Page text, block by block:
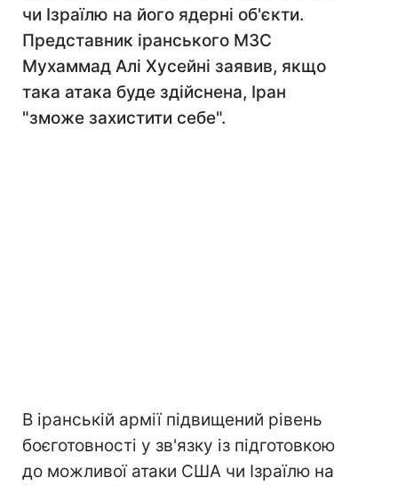
чи Ізраїлю на його ядерні об'єкти.
Представник іранського МЗС
Мухаммад Алі Хусейні заявив, якщо
така атака буде здійснена, Іран
"зможе захистити себе".
В іранській армії підвищений рівень
боєготовності у зв'язку із підготовкою
до можливої атаки США чи Ізраїлю на